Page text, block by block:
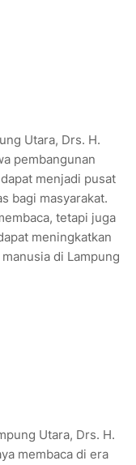
Utara, Drs. H.
pembangunan
menjadi pusat
bagi masyarakat.
tetapi juga
meningkatkan
di Lampung
Utara, Drs. H.
membaca di era